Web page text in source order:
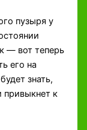
пузыря у
— вот теперь
его на
знать,
привыкнет к